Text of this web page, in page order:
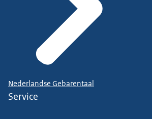
Nederlandse Gebarentaal
Service